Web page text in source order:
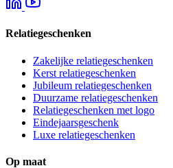
Relatiegeschenken
Zakelijke relatiegeschenken
Kerst relatiegeschenken
Jubileum relatiegeschenken
Duurzame relatiegeschenken
Relatiegeschenken met logo
Eindejaarsgeschenk
Luxe relatiegeschenken
Op maat